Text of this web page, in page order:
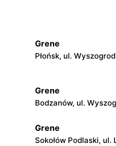
Grene
Płońsk, ul.
Grene
Bodzanów, ul.
Grene
Sokołów Podlaski, ul.